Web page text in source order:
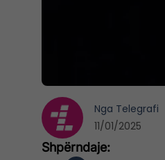
Nga Telegrafi
11/01/2025